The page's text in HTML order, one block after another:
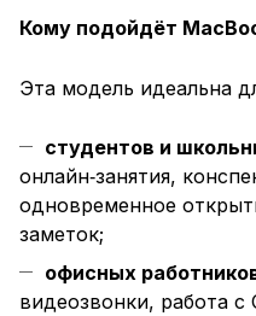
Кому подойдёт
Эта модель идеальна
студентов и
онлайн‑занятия,
одновременное
заметок;
офисных
видеозвонки, работа с